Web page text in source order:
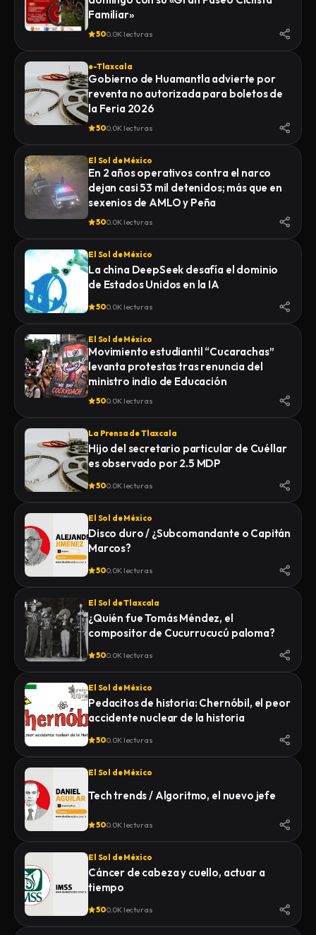
Familiar»
500.0K lecturas
e-Tlaxcala
Gobierno de Huamantla advierte por
reventa no autorizada para boletos de
la Feria 2026
500.0K lecturas
El Sol de México
En 2 años operativos contra el narco
dejan casi 53 mil detenidos; más que en
sexenios de AMLO y Peña
500.0K lecturas
El Sol de México
La china DeepSeek desafía el dominio
de Estados Unidos en la IA
500.0K lecturas
El Sol de México
Movimiento estudiantil “Cucarachas”
levanta protestas tras renuncia del
ministro indio de Educación
500.0K lecturas
La Prensa de Tlaxcala
Hijo del secretario particular de Cuéllar
es observado por 2.5 MDP
500.0K lecturas
El Sol de México
Disco duro / ¿Subcomandante o Capitán
Marcos?
500.0K lecturas
El Sol de Tlaxcala
¿Quién fue Tomás Méndez, el
compositor de Cucurrucucú paloma?
500.0K lecturas
El Sol de México
Pedacitos de historia: Chernóbil, el peor
accidente nuclear de la historia
500.0K lecturas
El Sol de México
Tech trends / Algoritmo, el nuevo jefe
500.0K lecturas
El Sol de México
Cáncer de cabeza y cuello, actuar a
tiempo
500.0K lecturas